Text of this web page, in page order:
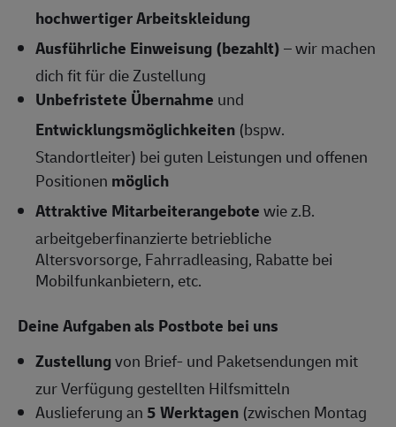
hochwertiger Arbeitskleidung
Ausführliche Einweisung (bezahlt)– wir machen
dich fit für die Zustellung
Unbefristete Übernahme und
Entwicklungsmöglichkeiten (bspw.
Standortleiter) bei guten Leistungen und offenen
Positionen möglich
Attraktive Mitarbeiterangebotewie z.B.
arbeitgeberfinanzierte betriebliche
Altersvorsorge, Fahrradleasing, Rabatte bei
Mobilfunkanbietern, etc.
Deine Aufgaben als Postbote bei uns
Zustellungvon Brief- und Paketsendungen mit
zur Verfügung gestellten Hilfsmitteln
Auslieferung an5 Werktagen (zwischen Montag